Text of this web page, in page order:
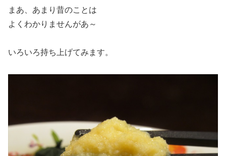
まあ、あまり昔のことは
よくわかりませんがあ～
いろいろ持ち上げてみます。